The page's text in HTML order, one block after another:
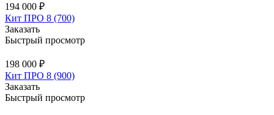
194 000 ₽
Кит ПРО 8 (700)
Заказать
Быстрый просмотр
198 000 ₽
Кит ПРО 8 (900)
Заказать
Быстрый просмотр